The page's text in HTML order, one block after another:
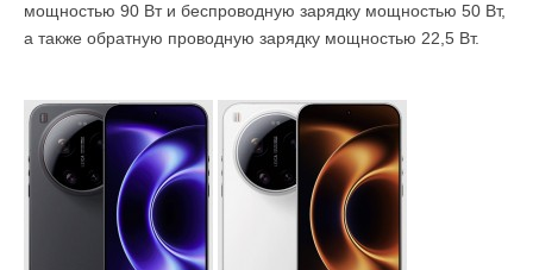
мощностью 90 Вт и беспроводную зарядку мощностью 50 Вт,
а также обратную проводную зарядку мощностью 22,5 Вт.